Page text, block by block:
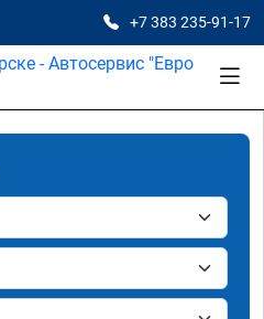
+7 383 235-91-17